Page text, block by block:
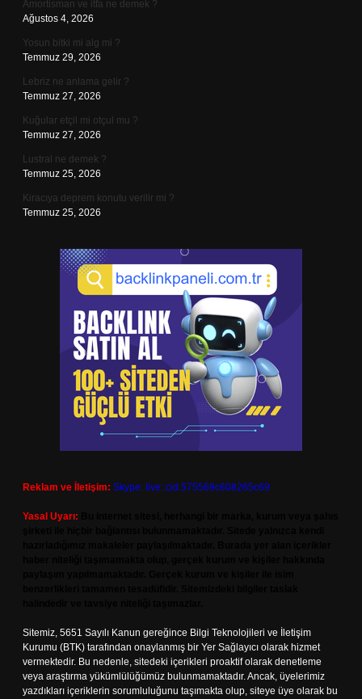
Amortisman ve itfa ne demek ?
Ağustos 4, 2026
Yosun bitki mi alg mi ?
Temmuz 29, 2026
Lebriz ne anlama gelir ?
Temmuz 27, 2026
Kuğular etçil mi otçul mu ?
Temmuz 27, 2026
Lustral ne demek ?
Temmuz 25, 2026
Kiracıya deprem konutu verilir mi ?
Temmuz 25, 2026
Reklam ve İletişim: Skype: live:.cid.575569c608265c69
Yasal Uyarı:
Sitemiz, 5651 Sayılı Kanun gereğince Bilgi Teknolojileri ve İletişim
Kurumu (BTK) tarafından onaylanmış bir Yer Sağlayıcı olarak hizmet
vermektedir. Bu nedenle, sitedeki içerikleri proaktif olarak denetleme
veya araştırma yükümlülüğümüz bulunmamaktadır. Ancak, üyelerimiz
yazdıkları içeriklerin sorumluluğunu taşımakta olup, siteye üye olarak bu